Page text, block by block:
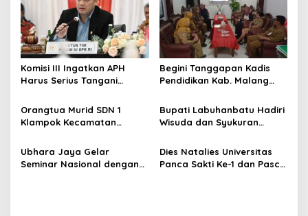
i
p
o
s
Komisi III Ingatkan APH
Harus Serius Tangani
Jawa Timur
Begini Tanggapan Kadis
Pendidikan Kab. Malang
Denda di SDN 1 Klampok
Orangtua Murid SDN 1
Klampok Kecamatan
Tidak Piket
Bupati Labuhanbatu Hadiri
Wisuda dan Syukuran
Ubhara Jaya Gelar
Seminar Nasional dengan
Dies Natalies Universitas
Panca Sakti Ke-1 dan Pasca